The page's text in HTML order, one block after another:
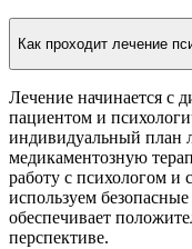
Как проходит лечение
Лечение начинается с
пациентом и
индивидуальный план
медикаментозную
работу с психологом
используем
обеспечивает
перспективе.